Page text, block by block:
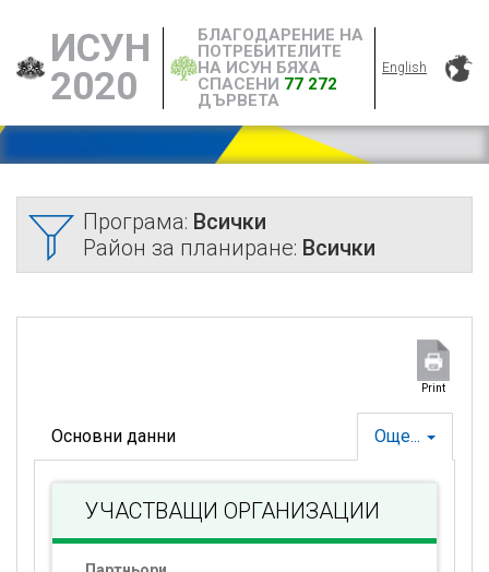
ИСУН
2020
БЛАГОДАРЕНИЕ НА
ПОТРЕБИТЕЛИТЕ
НА ИСУН БЯХА
СПАСЕНИ 77 272
ДЪРВЕТА
English
Програма: Всички
Район за планиране: Всички
Print
Още...
Основни данни
УЧАСТВАЩИ ОРГАНИЗАЦИИ